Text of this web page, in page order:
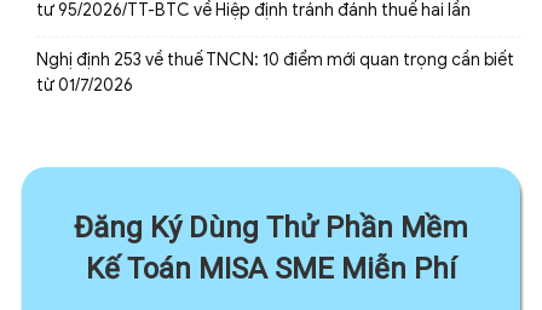
tư 95/2026/TT-BTC về Hiệp định tránh đánh thuế hai lần
Nghị định 253 về thuế TNCN: 10 điểm mới quan trọng cần biết
từ 01/7/2026
Đăng Ký Dùng Thử Phần Mềm
Kế Toán MISA SME Miễn Phí